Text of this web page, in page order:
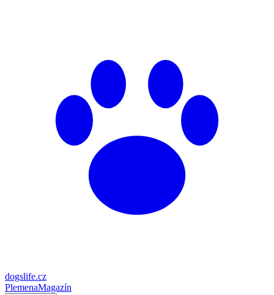
dogslife.cz
PlemenaMagazín